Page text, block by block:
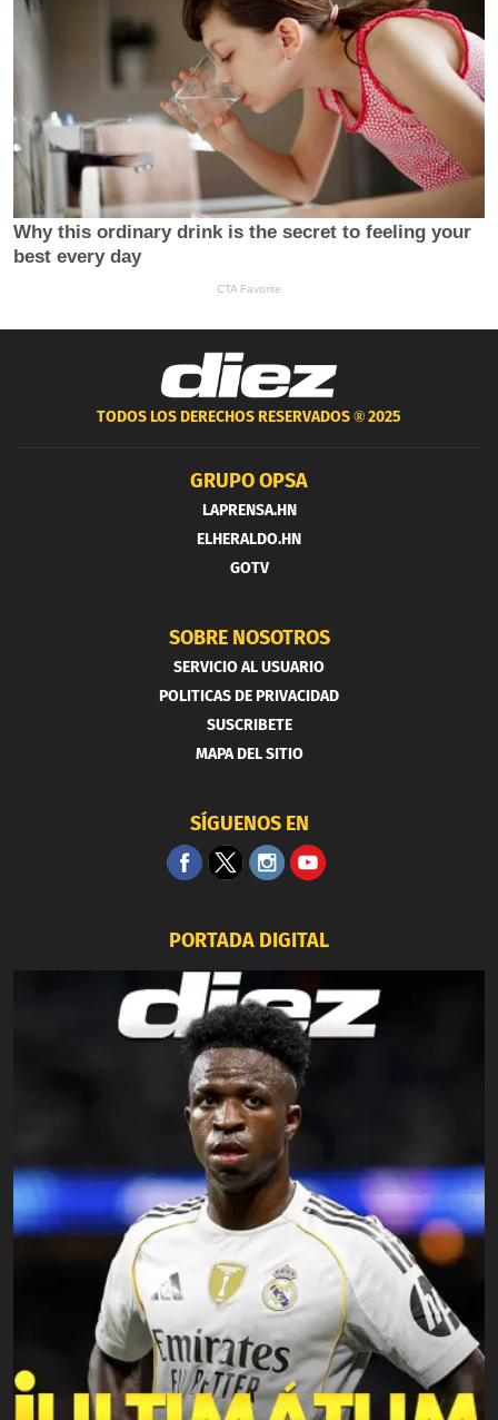
TODOS LOS DERECHOS RESERVADOS ®2025
GRUPO OPSA
LAPRENSA.HN
ELHERALDO.HN
GOTV
SOBRE NOSOTROS
SERVICIO AL USUARIO
POLITICAS DE PRIVACIDAD
SUSCRIBETE
MAPA DEL SITIO
SÍGUENOS EN
PORTADA DIGITAL